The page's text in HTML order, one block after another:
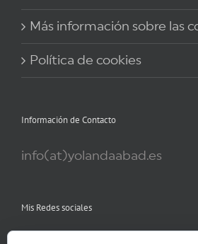
Más información sobre las
Política de cookies
Información de Contacto
info(at)yolandaabad.es
Mis Redes sociales